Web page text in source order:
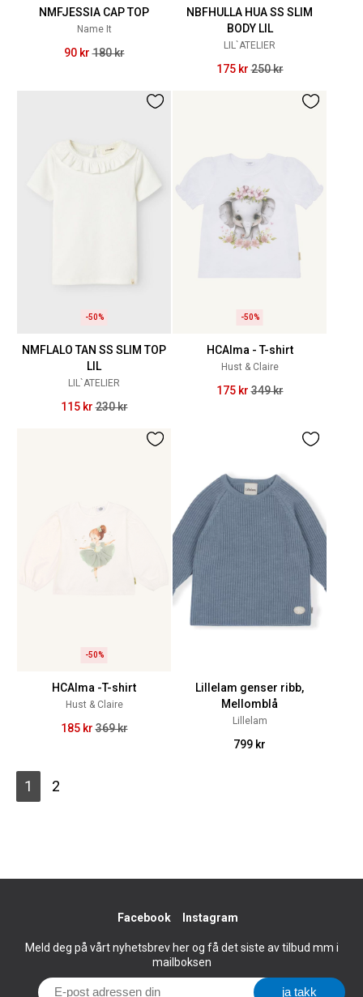
NMFJESSIA CAP TOP
Name It
90 kr 180 kr
NBFHULLA HUA SS SLIM
BODY LIL
LIL`ATELIER
175 kr 250 kr
-50%
NMFLALO TAN SS SLIM TOP
LIL
LIL`ATELIER
115 kr 230 kr
-50%
HCAlma - T-shirt
Hust & Claire
175 kr 349 kr
-50%
HCAlma -T-shirt
Hust & Claire
185 kr 369 kr
Lillelam genser ribb,
Mellomblå
Lillelam
799 kr
1 2
Facebook Instagram
Meld deg på vårt nyhetsbrev her og få det siste av tilbud mm i
mailboksen